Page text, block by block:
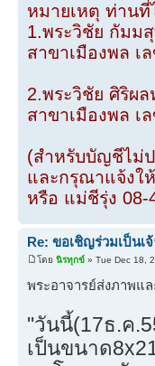
หมายเหตุ ท่านที่
1.พระวิชัย กัมม
สาขาเมืองพล เ
2.พระวิชัย ศิริผ
สาขาเมืองพล เ
(สำหรับบัญชีไม่ป
และกรุณาแจ้งใ
หรือ แม่ชีรุ่ง 08-
Re: ขอเชิญร่วมเป็น
โดย นิรทุกข์ » Tue Dec 18,
พระอาจารย์ส่งภาพแ
"วันนี้(17ธ.ค
เป็นขนาด